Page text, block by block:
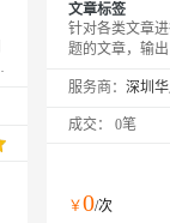
文章标签
针对各类文章
题的文章，输
景。
服务商：
成交： 0笔
￥0/次